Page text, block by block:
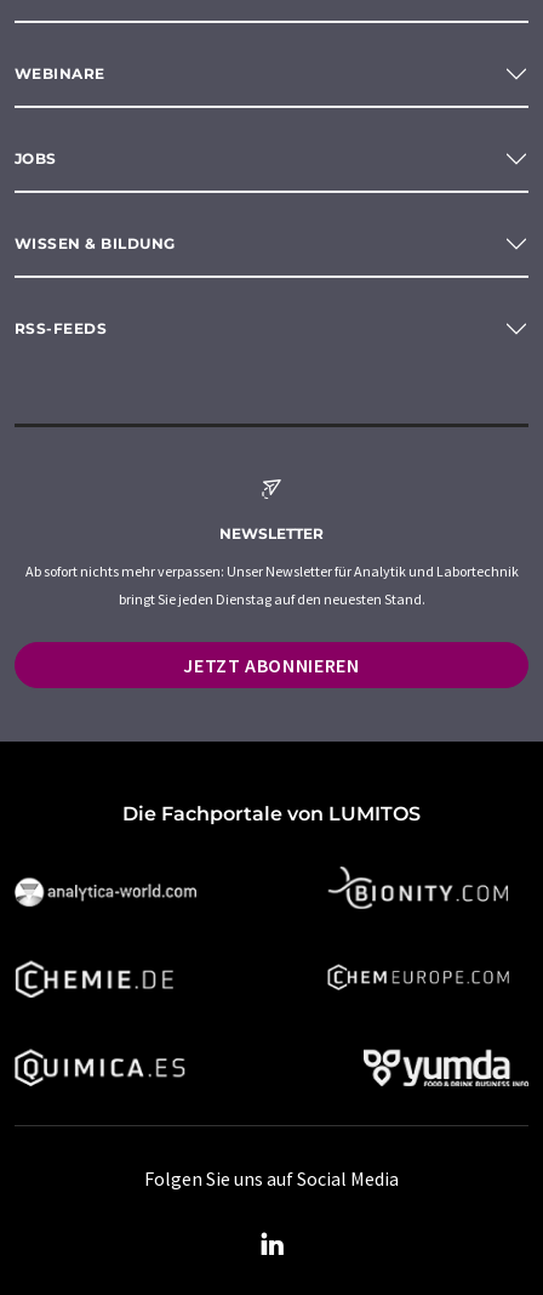
WEBINARE
JOBS
WISSEN & BILDUNG
RSS-FEEDS
NEWSLETTER
Ab sofort nichts mehr verpassen: Unser Newsletter für Analytik und Labortechnik
bringt Sie jeden Dienstag auf den neuesten Stand.
JETZT ABONNIEREN
Die Fachportale von LUMITOS
Folgen Sie uns auf Social Media